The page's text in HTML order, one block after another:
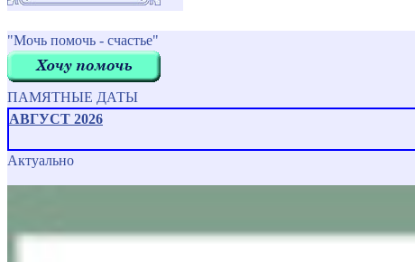
"Мочь помочь - счастье"
ПАМЯТНЫЕ ДАТЫ
АВГУСТ 2026
Актуально